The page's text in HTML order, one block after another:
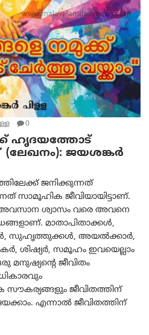
0
ഹൃദയത്തോട്
ജയശങ്കര്‍
ജനിക്കുന്നത്
സാമൂഹിക ജീവിയായിട്ടാണ്.
അവസാന ശ്വാസം വരെ അവനെ
മാതാപിതാക്കൾ,
സുഹൃത്തുക്കൾ, അയൽക്കാർ,
ശിഷ്യർ, സമൂഹം ഇവയെല്ലാം
ജീവിതം
ജീവിതത്തിന്
എന്നാൽ ജീവിതത്തിന്